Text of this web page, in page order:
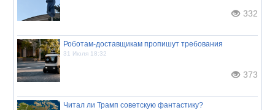
332
Роботам-доставщикам пропишут требования
31 Июля 18:32
373
Читал ли Трамп советскую фантастику?